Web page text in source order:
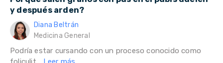
y después arden?
Diana Beltrán
Medicina General
Podría estar cursando con un proceso conocido como